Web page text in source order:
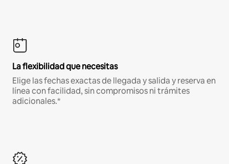
La flexibilidad que necesitas
Elige las fechas exactas de llegada y salida y reserva en
línea con facilidad, sin compromisos ni trámites
adicionales.*